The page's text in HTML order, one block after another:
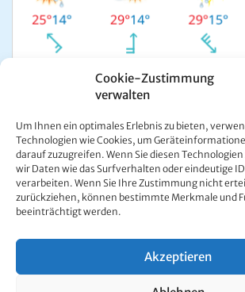
Cookie-Zustimmung
verwalten
Um Ihnen ein optimales Erlebnis zu bieten,
Technologien wie Cookies, um
darauf zuzugreifen. Wenn Sie diesen
wir Daten wie das Surfverhalten oder eindeutige
verarbeiten. Wenn Sie Ihre Zustimmung nicht
zurückziehen, können bestimmte Merkmale und
beeinträchtigt werden.
Akzeptieren
Das aktuelle Wetter in Mariazell
Unwetter Warnzentrale
Satellitenbild GeoSphere
ÖAMTC Verkehrsservice